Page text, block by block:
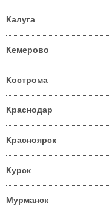
Калуга
Кемерово
Кострома
Краснодар
Красноярск
Курск
Мурманск